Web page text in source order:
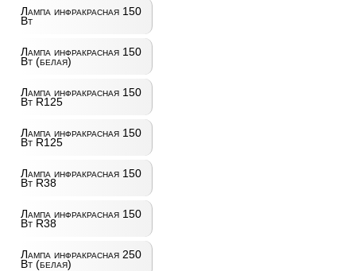
Лампа инфракрасная 150
Вт
Лампа инфракрасная 150
Вт (белая)
Лампа инфракрасная 150
Вт R125
Лампа инфракрасная 150
Вт R125
Лампа инфракрасная 150
Вт R38
Лампа инфракрасная 150
Вт R38
Лампа инфракрасная 250
Вт (белая)